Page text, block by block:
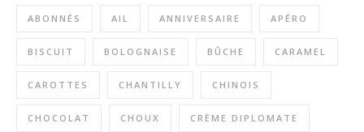
ABONNÉS AIL ANNIVERSAIRE APÉRO
BISCUIT BOLOGNAISE BÛCHE CARAMEL
CAROTTES CHANTILLY CHINOIS
CHOCOLAT CHOUX CRÈME DIPLOMATE